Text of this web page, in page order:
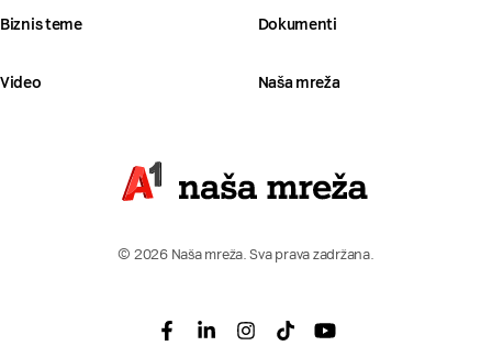
Biznis teme Dokumenti
Video Naša mreža
© 2026 Naša mreža. Sva prava zadržana.
Facebook
LinkedinInstagram
TiktokYoutube